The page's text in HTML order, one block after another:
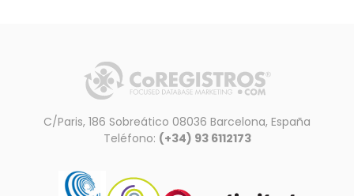
C/Paris, 186 Sobreático 08036 Barcelona, España
Teléfono: (+34) 93 6112173